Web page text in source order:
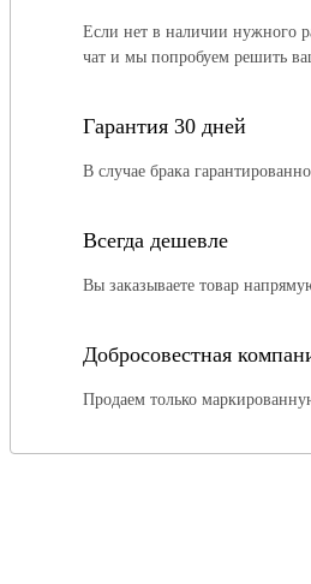
Если нет в наличии нужного
чат и мы попробуем решить
Гарантия 30 дней
В случае брака
Всегда дешевле
Вы заказываете товар
Добросовестная
Продаем только